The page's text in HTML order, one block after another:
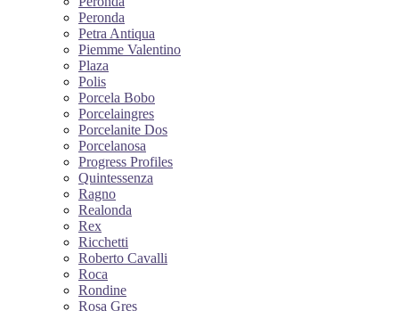
Peronda
Petra Antiqua
Piemme Valentino
Plaza
Polis
Porcela Bobo
Porcelaingres
Porcelanite Dos
Porcelanosa
Progress Profiles
Quintessenza
Ragno
Realonda
Rex
Ricchetti
Roberto Cavalli
Roca
Rondine
Rosa Gres